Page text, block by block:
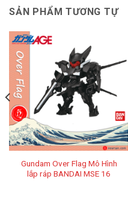
SẢN PHẨM TƯƠNG TỰ
Gundam Over Flag Mô Hình
lắp ráp BANDAI MSE 16